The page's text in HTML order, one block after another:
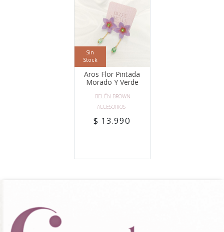
Sin
Stock
Aros Flor Pintada
Morado Y Verde
BELÉN BROWN
ACCESORIOS
$ 13.990